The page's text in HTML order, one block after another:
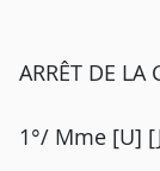
ARRÊT DE LA
1°/ Mme [U]